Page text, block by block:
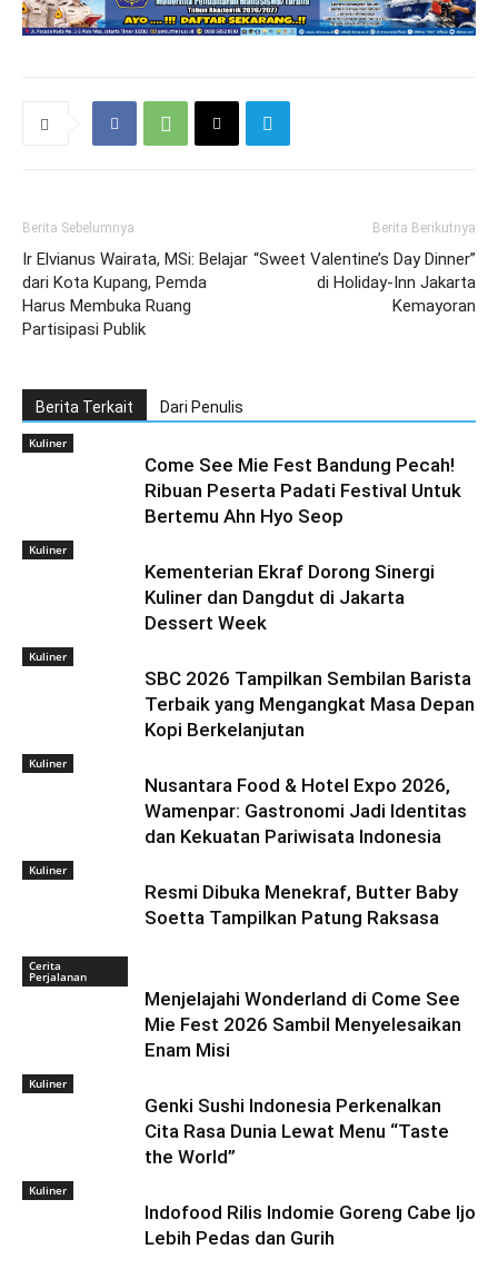
Berita Sebelumnya
Ir Elvianus Wairata, MSi: Belajar
dari Kota Kupang, Pemda
Harus Membuka Ruang
Partisipasi Publik
Berita Berikutnya
“Sweet Valentine’s Day Dinner”
di Holiday-Inn Jakarta
Kemayoran
Berita Terkait Dari Penulis
Kuliner
Come See Mie Fest Bandung Pecah!
Ribuan Peserta Padati Festival Untuk
Bertemu Ahn Hyo Seop
Kuliner
Kementerian Ekraf Dorong Sinergi
Kuliner dan Dangdut di Jakarta
Dessert Week
Kuliner
SBC 2026 Tampilkan Sembilan Barista
Terbaik yang Mengangkat Masa Depan
Kopi Berkelanjutan
Kuliner
Nusantara Food & Hotel Expo 2026,
Wamenpar: Gastronomi Jadi Identitas
dan Kekuatan Pariwisata Indonesia
Kuliner
Resmi Dibuka Menekraf, Butter Baby
Soetta Tampilkan Patung Raksasa
Cerita
Perjalanan
Menjelajahi Wonderland di Come See
Mie Fest 2026 Sambil Menyelesaikan
Enam Misi
Kuliner
Genki Sushi Indonesia Perkenalkan
Cita Rasa Dunia Lewat Menu “Taste
the World”
Kuliner
Indofood Rilis Indomie Goreng Cabe Ijo
Lebih Pedas dan Gurih